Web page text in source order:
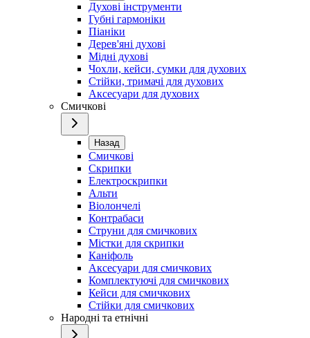
Духові інструменти
Губні гармоніки
Піаніки
Дерев'яні духові
Мідні духові
Чохли, кейси, сумки для духових
Стійки, тримачі для духових
Аксесуари для духових
Смичкові
Назад
Смичкові
Скрипки
Електроскрипки
Альти
Віолончелі
Контрабаси
Струни для смичкових
Містки для скрипки
Каніфоль
Аксесуари для смичкових
Комплектуючі для смичкових
Кейси для смичкових
Стійки для смичкових
Народні та етнічні